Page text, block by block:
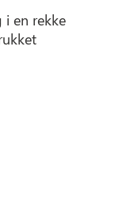
en rekke